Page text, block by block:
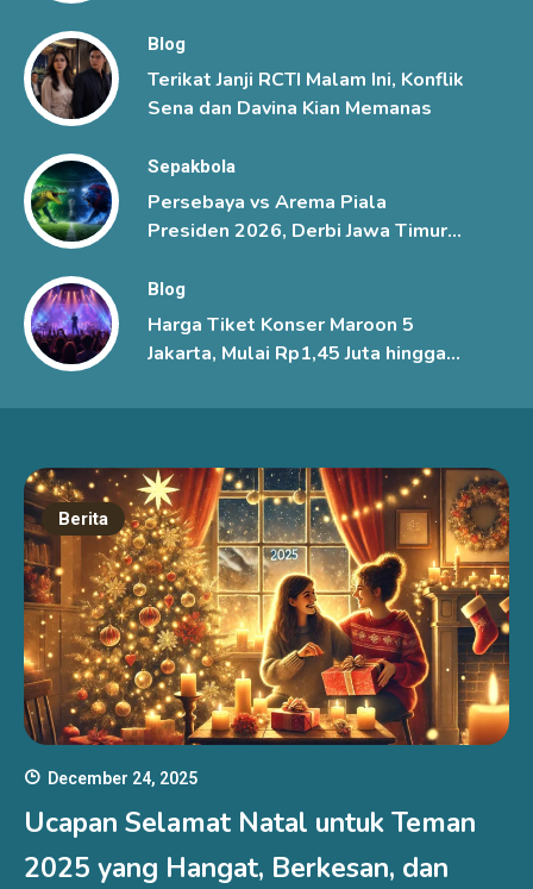
Blog
Terikat Janji RCTI Malam Ini, Konflik
Sena dan Davina Kian Memanas
Sepakbola
Persebaya vs Arema Piala
Presiden 2026, Derbi Jawa Timur
Blog
Harga Tiket Konser Maroon 5
Jakarta, Mulai Rp1,45 Juta hingga
Berita
December 24, 2025
Ucapan Selamat Natal untuk Teman
2025 yang Hangat, Berkesan, dan